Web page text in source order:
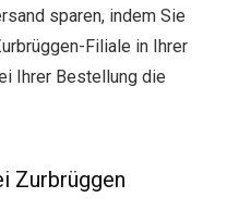
sparen, indem Sie
Filiale in Ihrer
Ihrer Bestellung die
Zurbrüggen